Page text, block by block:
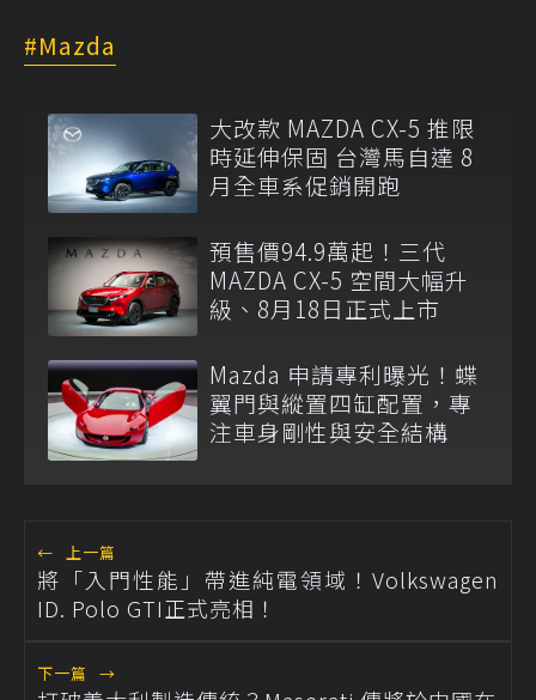
Mazda
大改款 MAZDA CX-5 推限
時延伸保固 台灣馬自達 8
月全車系促銷開跑
預售價94.9萬起！三代
MAZDA CX-5 空間大幅升
級、8月18日正式上市
Mazda 申請專利曝光！蝶
翼門與縱置四缸配置，專
注車身剛性與安全結構
← 上一篇
將「入門性能」帶進純電領域！Volkswagen
ID. Polo GTI正式亮相！
下一篇 →